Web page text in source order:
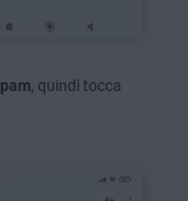
, quindi tocca